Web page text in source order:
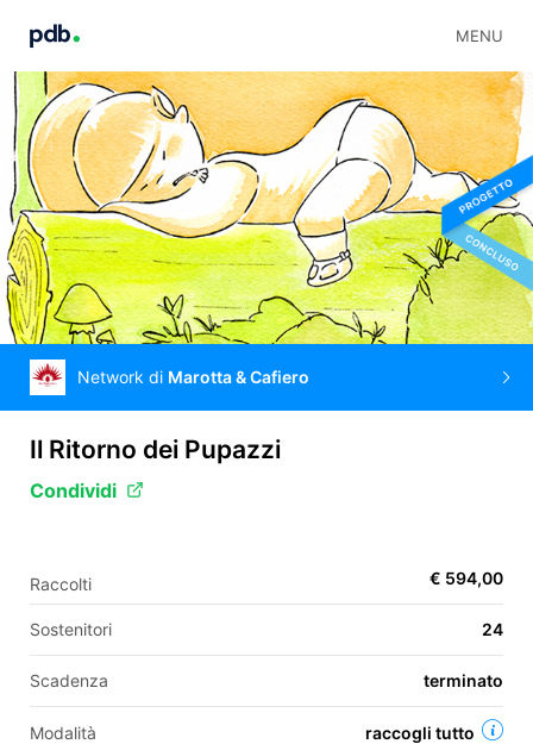
MENU
IT
ES
Network di Marotta & Cafiero
Il Ritorno dei Pupazzi
Condividi
Raccolti € 594,00
Sostenitori 24
Scadenza terminato
Modalità raccogli tutto